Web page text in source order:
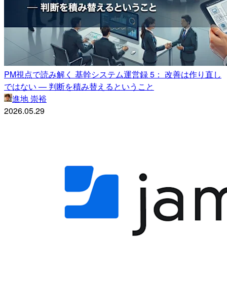
PM視点で読み解く 基幹システム運営録 5： 改善は作り直し
ではない — 判断を積み替えるということ
進地 崇裕
2026.05.29